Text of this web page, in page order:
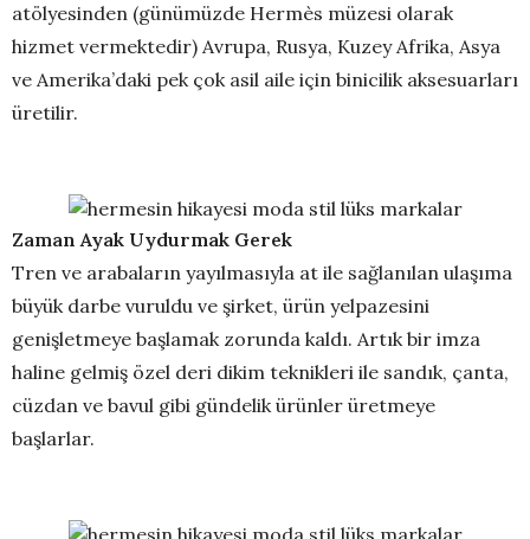
atölyesinden (günümüzde Hermès müzesi olarak
hizmet vermektedir) Avrupa, Rusya, Kuzey Afrika, Asya
ve Amerika’daki pek çok asil aile için binicilik aksesuarları
üretilir.
Zaman Ayak Uydurmak Gerek
Tren ve arabaların yayılmasıyla at ile sağlanılan ulaşıma
büyük darbe vuruldu ve şirket, ürün yelpazesini
genişletmeye başlamak zorunda kaldı. Artık bir imza
haline gelmiş özel deri dikim teknikleri ile sandık, çanta,
cüzdan ve bavul gibi gündelik ürünler üretmeye
başlarlar.